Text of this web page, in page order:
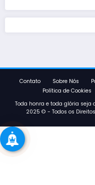
Contato Sobre Nós
Política de Cookies
Toda honra e toda glória seja
2025 © - Todos os